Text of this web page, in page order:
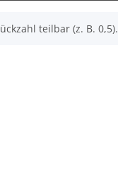
teilbar (z. B. 0,5).